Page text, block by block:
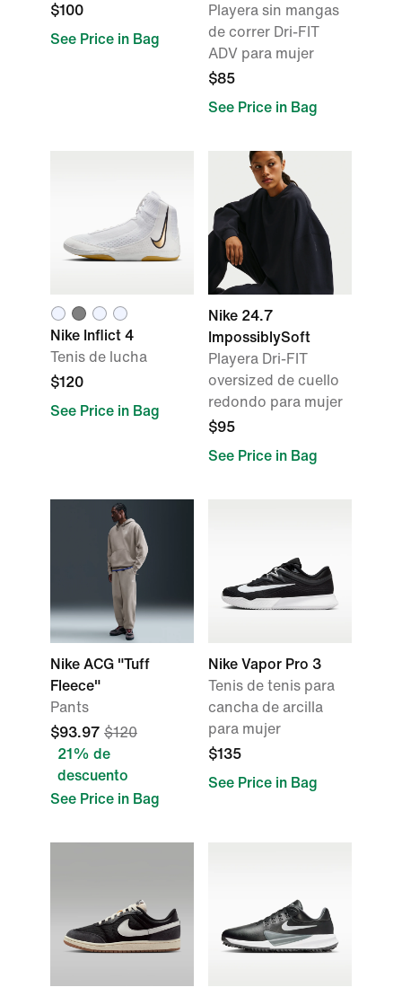
$100
See Price in Bag
Playera sin mangas
de correr Dri-FIT
ADV para mujer
$85
See Price in Bag
Nike Inflict 4
Tenis de lucha
$120
See Price in Bag
Nike 24.7
ImpossiblySoft
Playera Dri-FIT
oversized de cuello
redondo para mujer
$95
See Price in Bag
Nike ACG "Tuff
Fleece"
Pants
$93.97 $120
21% de
descuento
See Price in Bag
Nike Vapor Pro 3
Tenis de tenis para
cancha de arcilla
para mujer
$135
See Price in Bag